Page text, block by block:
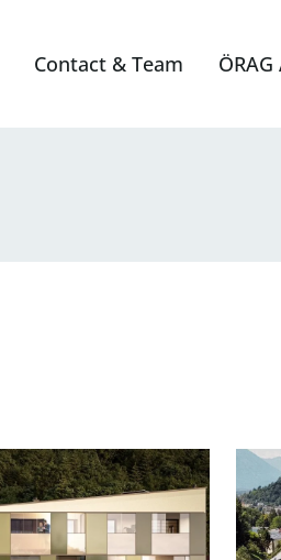
Contact & Team
in 5023 Salzburg - zum Kauf
3-Zimmer- link